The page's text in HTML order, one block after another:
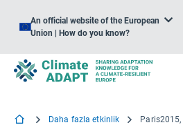
An official website of the European
Union | How do you know?
Daha fazla etkinlik